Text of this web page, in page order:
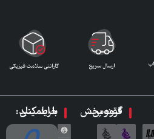
گروه پخش ققنوس: با اطمینان خرید کنید: